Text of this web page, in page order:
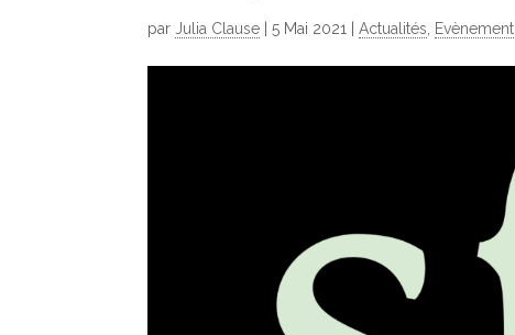
par Julia Clause |5 Mai 2021 |Actualités Evènement